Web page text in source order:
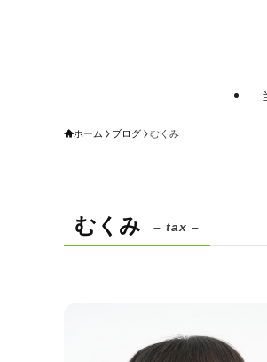
ホーム ブログ むくみ
むくみ – tax –